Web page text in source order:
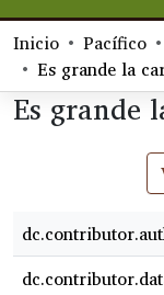
Comunidades
Navegar
Estadísticas
Inicio
Pacífico
Es grande la
Es grande